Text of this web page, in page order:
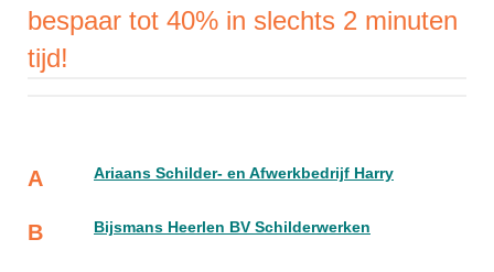
bespaar tot 40% in slechts 2 minuten
tijd!
A Ariaans Schilder- en Afwerkbedrijf Harry
B Bijsmans Heerlen BV Schilderwerken